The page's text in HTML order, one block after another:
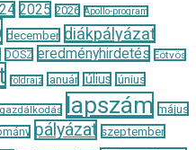
2025 2026 Apollo-program
december diákpályázat
DOSZ eredményhirdetés Eötvös
földrajz január július június
lapszám május
pályázat szeptember